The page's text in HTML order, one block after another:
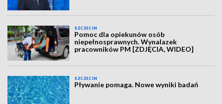
SZCZECIN
Pomoc dla opiekunów osób
niepełnosprawnych. Wynalazek
pracowników PM [ZDJĘCIA, WIDEO]
SZCZECIN
Pływanie pomaga. Nowe wyniki badań